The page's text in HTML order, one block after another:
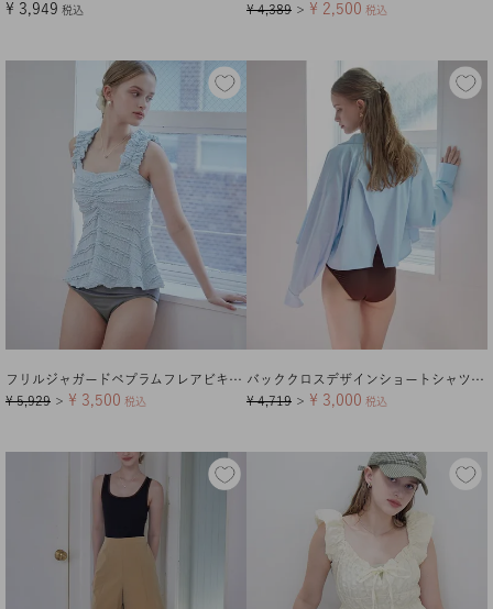
¥ 3,949 税込
¥ 4,389 ＞ ¥ 2,500 税込
フリルジャガードペプラムフレアビキニ/水着
¥ 5,929 ＞ ¥ 3,500 税込
バッククロスデザインショートシャツ/ラッシュガード【メール便可／100】
¥ 4,719 ＞ ¥ 3,000 税込